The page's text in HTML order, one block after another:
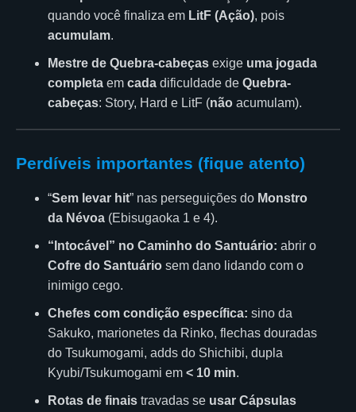
quando você finaliza em LitF (Ação), pois
acumulam.
Mestre de Quebra-cabeças exige uma jogada
completa em cada dificuldade de Quebra-
cabeças: Story, Hard e LitF (não acumulam).
Perdíveis importantes (fique atento)
“Sem levar hit” nas perseguições do Monstro
da Névoa (Ebisugaoka 1 e 4).
“Intocável” no Caminho do Santuário: abrir o
Cofre do Santuário sem dano lidando com o
inimigo cego.
Chefes com condição específica: sino da
Sakuko, marionetes da Rinko, flechas douradas
do Tsukumogami, adds do Shichibi, dupla
Kyubi/Tsukumogami em < 10 min.
Rotas de finais travadas se usar Cápsulas